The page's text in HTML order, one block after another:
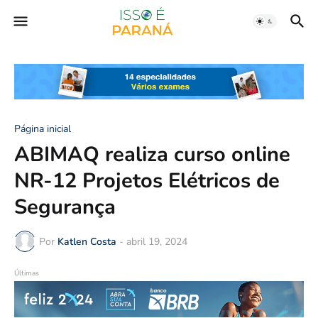
Página inicial
ABIMAQ realiza curso online
NR-12 Projetos Elétricos de
Segurança
Por Katlen Costa - abril 19, 2024
Últimas